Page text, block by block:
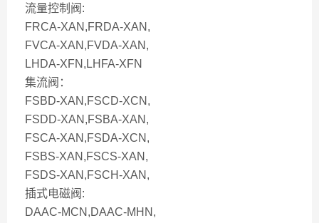
流量控制阀:
FRCA-XAN,FRDA-XAN,
FVCA-XAN,FVDA-XAN,
LHDA-XFN,LHFA-XFN
集流阀：
FSBD-XAN,FSCD-XCN,
FSDD-XAN,FSBA-XAN,
FSCA-XAN,FSDA-XCN,
FSBS-XAN,FSCS-XAN,
FSDS-XAN,FSCH-XAN,
插式电磁阀:
DAAC-MCN,DAAC-MHN,